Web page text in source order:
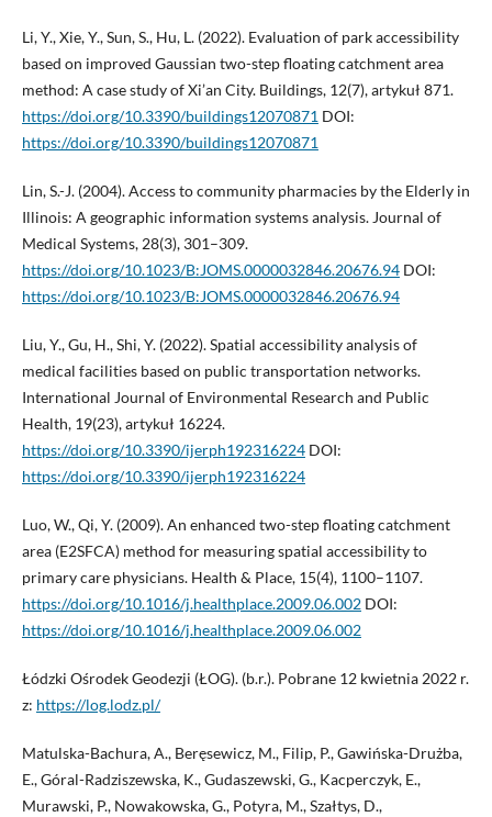
Li, Y., Xie, Y., Sun, S., Hu, L. (2022). Evaluation of park accessibility
based on improved Gaussian two-step floating catchment area
method: A case study of Xi’an City. Buildings, 12(7), artykuł 871.
https://doi.org/10.3390/buildings12070871 DOI:
https://doi.org/10.3390/buildings12070871
Lin, S.-J. (2004). Access to community pharmacies by the Elderly in
Illinois: A geographic information systems analysis. Journal of
Medical Systems, 28(3), 301–309.
https://doi.org/10.1023/B:JOMS.0000032846.20676.94DOI:
https://doi.org/10.1023/B:JOMS.0000032846.20676.94
Liu, Y., Gu, H., Shi, Y. (2022). Spatial accessibility analysis of
medical facilities based on public transportation networks.
International Journal of Environmental Research and Public
Health, 19(23), artykuł 16224.
https://doi.org/10.3390/ijerph192316224DOI:
https://doi.org/10.3390/ijerph192316224
Luo, W., Qi, Y. (2009). An enhanced two-step floating catchment
area (E2SFCA) method for measuring spatial accessibility to
primary care physicians. Health & Place, 15(4), 1100–1107.
https://doi.org/10.1016/j.healthplace.2009.06.002DOI:
https://doi.org/10.1016/j.healthplace.2009.06.002
Łódzki Ośrodek Geodezji (ŁOG). (b.r.). Pobrane 12 kwietnia 2022 r.
z: https://log.lodz.pl/
Matulska-Bachura, A., Beręsewicz, M., Filip, P., Gawińska-Drużba,
E., Góral-Radziszewska, K., Gudaszewski, G., Kacperczyk, E.,
Murawski, P., Nowakowska, G., Potyra, M., Szałtys, D.,